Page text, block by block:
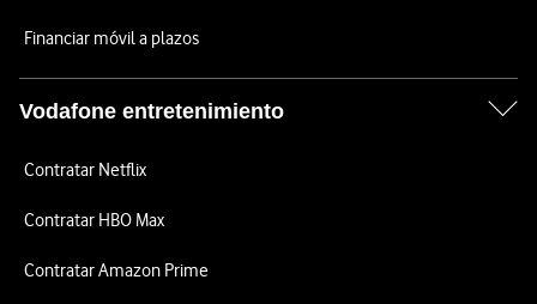
Financiar móvil a plazos
Vodafone entretenimiento
Contratar Netflix
Contratar HBO Max
Contratar Amazon Prime